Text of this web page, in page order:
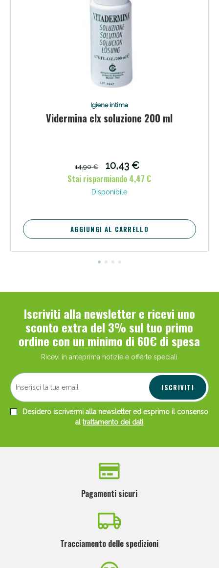
Igiene intima
Vidermina clx soluzione 200 ml
14,90 €
10,43 €
Stai risparmiando 4,47 €
Disponibile
AGGIUNGI AL CARRELLO
Iscriviti alla newsletter e ricevi uno
sconto extra del 3% sul tuo primo
ordine con un minimo di 60€ di spesa
Ricevi in anteprima notizie e offerte speciali
ISCRIVITI
Desidero iscrivermi alla newsletter ed esprimo il consenso
altrattamento dei dati
Pagamenti sicuri
Tracciamento delle spedizioni